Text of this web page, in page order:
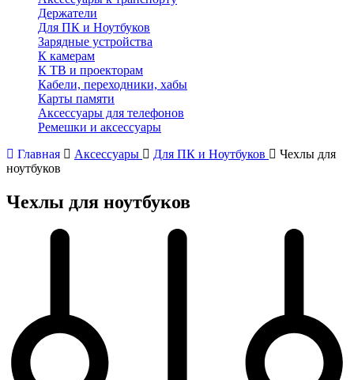
Держатели
Для ПК и Ноутбуков
Зарядные устройства
К камерам
К ТВ и проекторам
Кабели, переходники, хабы
Карты памяти
Аксессуары для телефонов
Ремешки и аксессуары
Главная
Аксессуары Для ПК и Ноутбуков
Чехлы для
ноутбуков
Чехлы для ноутбуков